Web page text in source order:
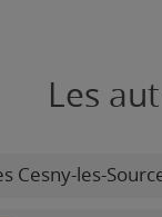
Les
Cesny-les-